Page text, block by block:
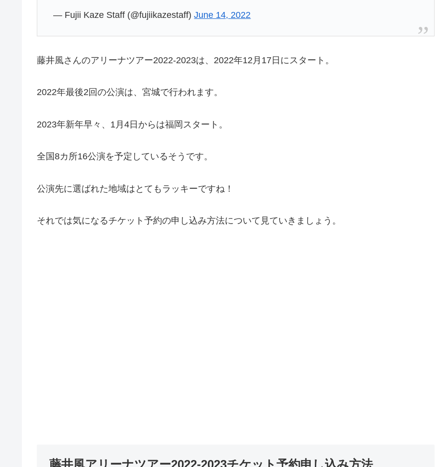
— Fujii Kaze Staff (@fujiikazestaff)June 14, 2022
藤井風さんのアリーナツアー2022-2023は、2022年12月17日にスタート。
2022年最後2回の公演は、宮城で行われます。
2023年新年早々、1月4日からは福岡スタート。
全国8カ所16公演を予定しているそうです。
公演先に選ばれた地域はとてもラッキーですね！
それでは気になるチケット予約の申し込み方法について見ていきましょう。